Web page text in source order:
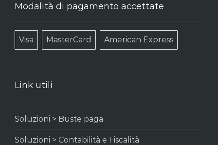
Modalità di pagamento accettate
Visa MasterCard American Express
Link utili
Soluzioni > Buste paga
Soluzioni > Contabilità e Fiscalità